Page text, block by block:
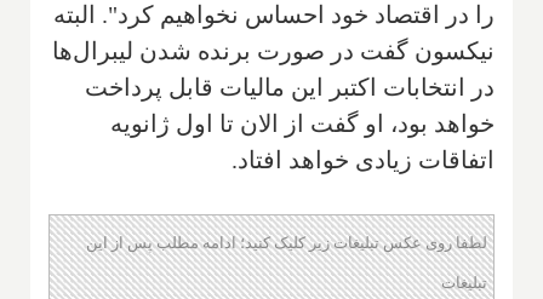
را در اقتصاد خود احساس نخواهیم کرد". البته
نیکسون گفت در صورت برنده شدن لیبرال‌ها
در انتخابات اکتبر این مالیات قابل پرداخت
خواهد بود، او گفت از الان تا اول ژانویه
اتفاقات زیادی خواهد افتاد.
لطفا روی عکس تبلیغات زیر کلیک کنید؛ ادامه مطلب پس از این
تبلیغات